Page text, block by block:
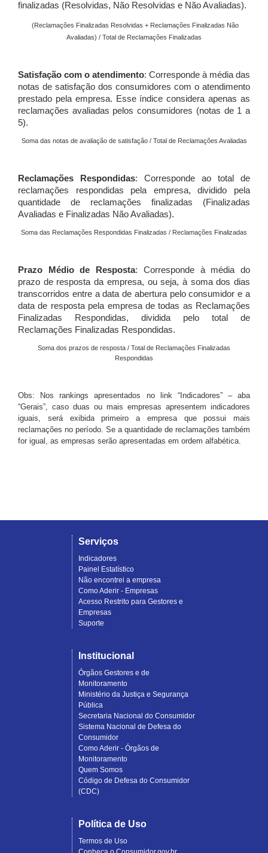
finalizadas (Resolvidas, Não Resolvidas e Não Avaliadas).
(Reclamações Finalizadas Resolvidas + Reclamações Finalizadas Não
Avaliadas) / Total de Reclamações Finalizadas
Satisfação com o atendimento: Corresponde à média das
notas de satisfação dos consumidores com o atendimento
prestado pela empresa. Esse índice considera apenas as
reclamações avaliadas pelos consumidores (notas de 1 a
5).
Soma das notas de avaliação de satisfação / Total de Reclamações Avaliadas
Reclamações Respondidas: Corresponde ao total de
reclamações respondidas pela empresa, dividido pela
quantidade de reclamações finalizadas (Finalizadas
Avaliadas e Finalizadas Não Avaliadas).
Soma das Reclamações Respondidas Finalizadas / Reclamações Finalizadas
Prazo Médio de Resposta: Corresponde à média do
prazo de resposta da empresa, ou seja, à soma dos dias
transcorridos entre a data de abertura pelo consumidor e a
data de resposta pela empresa de todas as Reclamações
Finalizadas Respondidas, dividida pelo total de
Reclamações Finalizadas Respondidas.
Soma dos prazos de resposta / Total de Reclamações Finalizadas
Respondidas
Obs: Nos rankings apresentados no link “Indicadores” – aba
“Gerais”, caso duas ou mais empresas apresentem indicadores
iguais, será exibida primeiro a empresa que possui mais
reclamações no período. Se a quantidade de reclamações também
for igual, as empresas serão apresentadas em ordem alfabética.
Serviços
Indicadores
Painel Estatístico
Não encontrei a empresa
Como Aderir - Empresas
Acesso Restrito para Gestores e
Empresas
Suporte
Institucional
Órgãos Gestores e de
Monitoramento
Ministério da Justiça e Segurança
Pública
Secretaria Nacional do Consumidor
Sistema Nacional de Defesa do
Consumidor
Como Aderir - Órgãos de
Monitoramento
Quem Somos
Código de Defesa do Consumidor
(CDC)
Política de Uso
Termos de Uso